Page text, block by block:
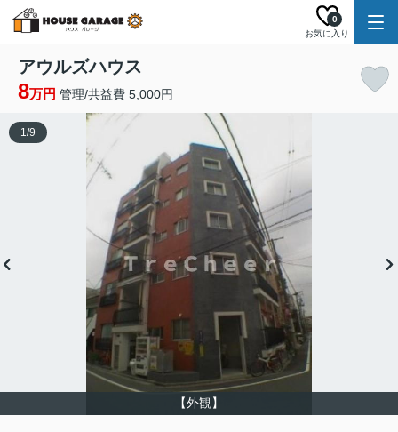
お気に入り
0
アウルズハウス
8万円 管理/共益費 5,000円
【外観】
1/9